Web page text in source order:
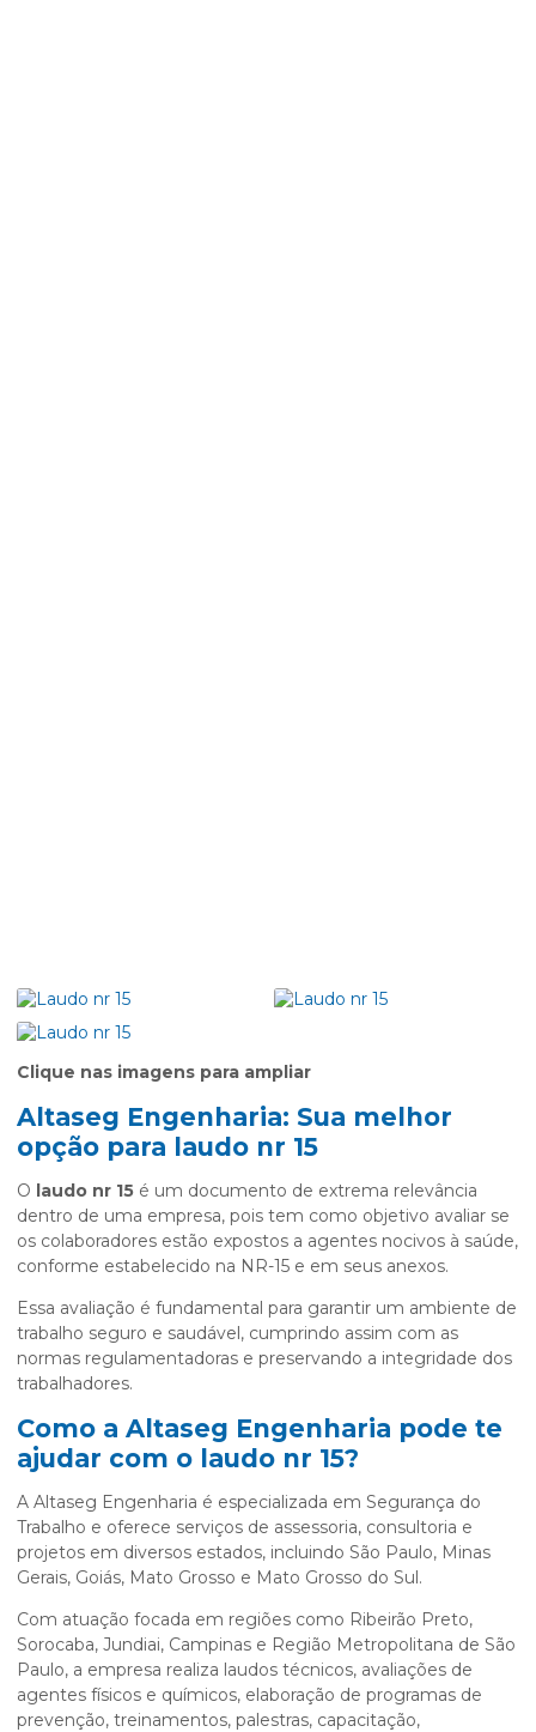
Clique nas imagens para ampliar
Altaseg Engenharia: Sua melhor
opção para laudo nr 15
O laudo nr 15 é um documento de extrema relevância
dentro de uma empresa, pois tem como objetivo avaliar se
os colaboradores estão expostos a agentes nocivos à saúde,
conforme estabelecido na NR-15 e em seus anexos.
Essa avaliação é fundamental para garantir um ambiente de
trabalho seguro e saudável, cumprindo assim com as
normas regulamentadoras e preservando a integridade dos
trabalhadores.
Como a Altaseg Engenharia pode te
ajudar com o laudo nr 15?
A Altaseg Engenharia é especializada em Segurança do
Trabalho e oferece serviços de assessoria, consultoria e
projetos em diversos estados, incluindo São Paulo, Minas
Gerais, Goiás, Mato Grosso e Mato Grosso do Sul.
Com atuação focada em regiões como Ribeirão Preto,
Sorocaba, Jundiai, Campinas e Região Metropolitana de São
Paulo, a empresa realiza laudos técnicos, avaliações de
agentes físicos e químicos, elaboração de programas de
prevenção, treinamentos, palestras, capacitação,